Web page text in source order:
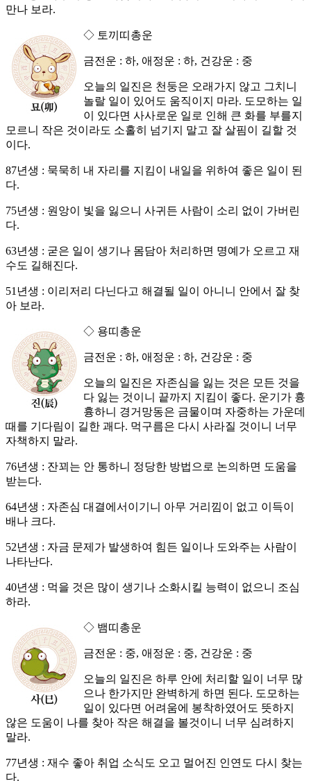
만나 보라.
◇ 토끼띠총운
금전운 : 하, 애정운 : 하, 건강운 : 중
오늘의 일진은 천둥은 오래가지 않고 그치니
놀랄 일이 있어도 움직이지 마라. 도모하는 일
이 있다면 사사로운 일로 인해 큰 화를 부를지
모르니 작은 것이라도 소홀히 넘기지 말고 잘 살핌이 길할 것
이다.
87년생 : 묵묵히 내 자리를 지킴이 내일을 위하여 좋은 일이 된
다.
75년생 : 원앙이 빛을 잃으니 사귀든 사람이 소리 없이 가버린
다.
63년생 : 굳은 일이 생기나 몸담아 처리하면 명예가 오르고 재
수도 길해진다.
51년생 : 이리저리 다닌다고 해결될 일이 아니니 안에서 잘 찾
아 보라.
◇ 용띠총운
금전운 : 하, 애정운 : 하, 건강운 : 중
오늘의 일진은 자존심을 잃는 것은 모든 것을
다 잃는 것이니 끝까지 지킴이 좋다. 운기가 흉
흉하니 경거망동은 금물이며 자중하는 가운데
때를 기다림이 길한 괘다. 먹구름은 다시 사라질 것이니 너무
자책하지 말라.
76년생 : 잔꾀는 안 통하니 정당한 방법으로 논의하면 도움을
받는다.
64년생 : 자존심 대결에서이기니 아무 거리낌이 없고 이득이
배나 크다.
52년생 : 자금 문제가 발생하여 힘든 일이나 도와주는 사람이
나타난다.
40년생 : 먹을 것은 많이 생기나 소화시킬 능력이 없으니 조심
하라.
◇ 뱀띠총운
금전운 : 중, 애정운 : 중, 건강운 : 중
오늘의 일진은 하루 안에 처리할 일이 너무 많
으나 한가지만 완벽하게 하면 된다. 도모하는
일이 있다면 어려움에 봉착하였어도 뜻하지
않은 도움이 나를 찾아 작은 해결을 볼것이니 너무 심려하지
말라.
77년생 : 재수 좋아 취업 소식도 오고 멀어진 인연도 다시 찾는
다.